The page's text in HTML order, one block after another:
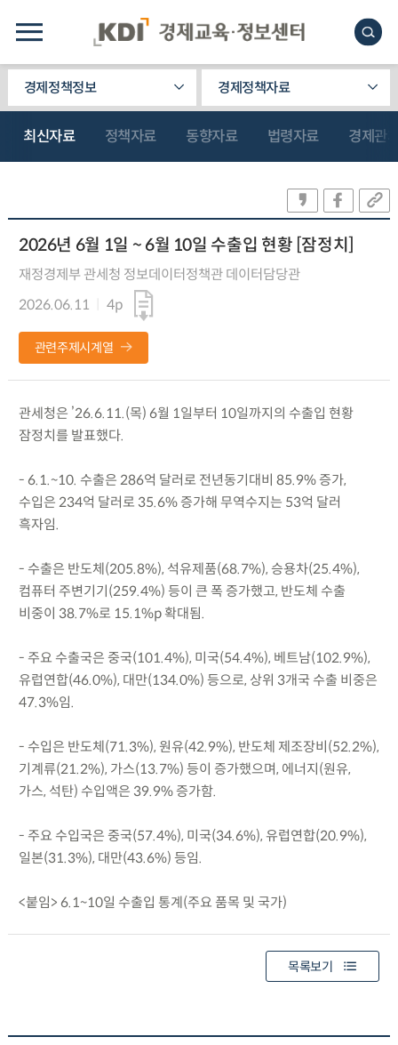
경제정책정보 경제정책자료
최신자료 정책자료 동향자료 법령자료 경제관
2026년 6월 1일 ~ 6월 10일 수출입 현황 [잠정치]
재정경제부 관세청 정보데이터정책관 데이터담당관
2026.06.11
4p
관련주제시계열
관세청은 ’26.6.11.(목) 6월 1일부터 10일까지의 수출입 현황
잠정치를 발표했다.
- 6.1.~10. 수출은 286억 달러로 전년동기대비 85.9% 증가,
수입은 234억 달러로 35.6% 증가해 무역수지는 53억 달러
흑자임.
- 수출은 반도체(205.8%), 석유제품(68.7%), 승용차(25.4%),
컴퓨터 주변기기(259.4%) 등이 큰 폭 증가했고, 반도체 수출
비중이 38.7%로 15.1%p 확대됨.
- 주요 수출국은 중국(101.4%), 미국(54.4%), 베트남(102.9%),
유럽연합(46.0%), 대만(134.0%) 등으로, 상위 3개국 수출 비중은
47.3%임.
- 수입은 반도체(71.3%), 원유(42.9%), 반도체 제조장비(52.2%),
기계류(21.2%), 가스(13.7%) 등이 증가했으며, 에너지(원유,
가스, 석탄) 수입액은 39.9% 증가함.
- 주요 수입국은 중국(57.4%), 미국(34.6%), 유럽연합(20.9%),
일본(31.3%), 대만(43.6%) 등임.
<붙임> 6.1~10일 수출입 통계(주요 품목 및 국가)
목록보기